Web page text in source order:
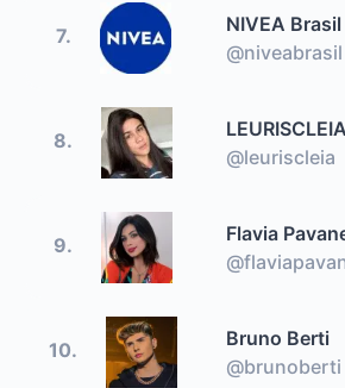
7.
NIVEA Brasil
@niveabrasil
8.
LEURISCLEIA
@leuriscleia
9.
Flavia
10.
Bruno Berti
@brunoberti